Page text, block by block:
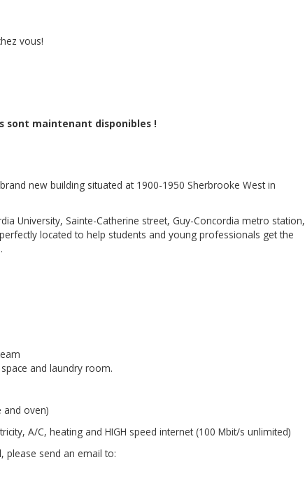
vous!
sont maintenant disponibles !
new building situated at 1900-1950 Sherbrooke West in
University, Sainte-Catherine street, Guy-Concordia metro station,
located to help students and young professionals get the
and laundry room.
and oven)
A/C, heating and HIGH speed internet (100 Mbit/s unlimited)
please send an email to: